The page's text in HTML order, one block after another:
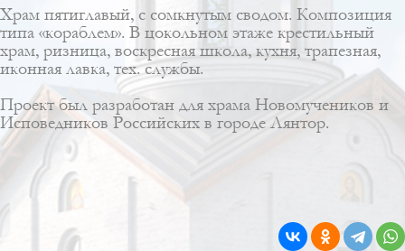
Храм пятиглавый, с сомкнутым сводом. Композиция
типа «кораблем». В цокольном этаже крестильный
храм, ризница, воскресная школа, кухня, трапезная,
иконная лавка, тех. службы.
Проект был разработан для храма Новомучеников и
Исповедников Российских в городе Лянтор.